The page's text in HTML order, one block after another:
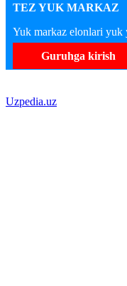
TEZ YUK MARKAZ
Yuk markaz elonlari yuk
Guruhga kirish
Uzpedia.uz